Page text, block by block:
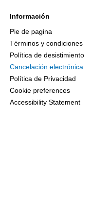
Información
Pie de pagina
Términos y condiciones
Política de desistimiento
Cancelación electrónica
Política de Privacidad
Cookie preferences
Accessibility Statement